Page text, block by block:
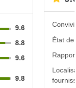
9.6
8.8
9.6
9.8
État